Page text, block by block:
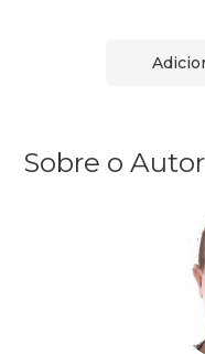
Sobre o Autor